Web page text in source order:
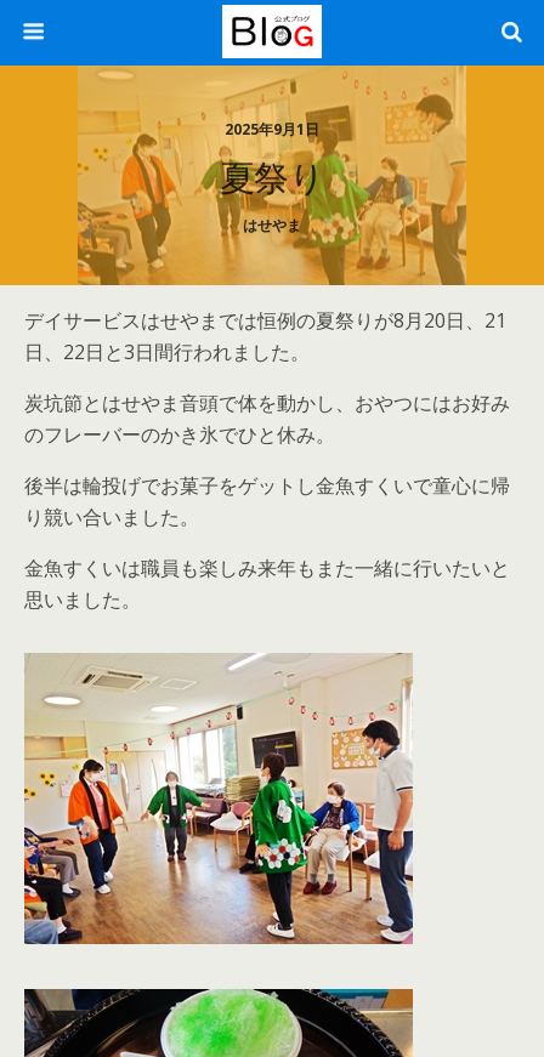
2025年9月1日
夏祭り
はせやま
デイサービスはせやまでは恒例の夏祭りが8月20日、21
日、22日と3日間行われました。
炭坑節とはせやま音頭で体を動かし、おやつにはお好み
のフレーバーのかき氷でひと休み。
後半は輪投げでお菓子をゲットし金魚すくいで童心に帰
り競い合いました。
金魚すくいは職員も楽しみ来年もまた一緒に行いたいと
思いました。